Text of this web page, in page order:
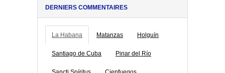
DERNIERS COMMENTAIRES
La Habana Matanzas Holguín
Santiago de Cuba Pinar del Río